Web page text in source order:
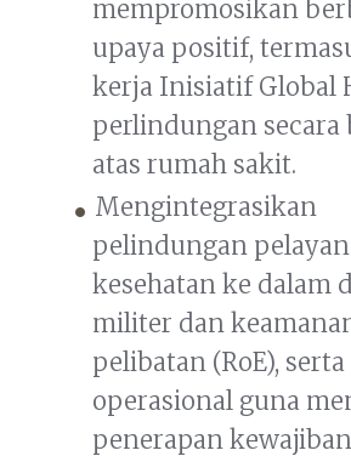
mempromosikan
upaya positif,
kerja Inisiatif Global
perlindungan secara
atas rumah sakit.
Mengintegrasikan
pelindungan
kesehatan ke dalam
militer dan
pelibatan (RoE),
operasional guna
penerapan